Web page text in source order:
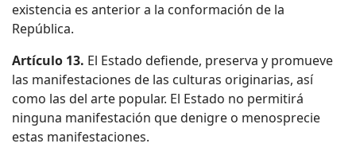
existencia es anterior a la conformación de la
República.
Artículo 13. El Estado defiende, preserva y promueve
las manifestaciones de las culturas originarias, así
como las del arte popular. El Estado no permitirá
ninguna manifestación que denigre o menosprecie
estas manifestaciones.